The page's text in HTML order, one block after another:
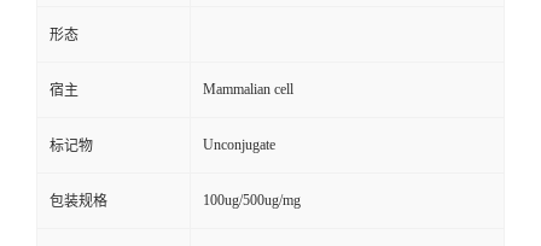
形态
宿主 Mammalian cell
标记物 Unconjugate
包装规格 100ug/500ug/mg